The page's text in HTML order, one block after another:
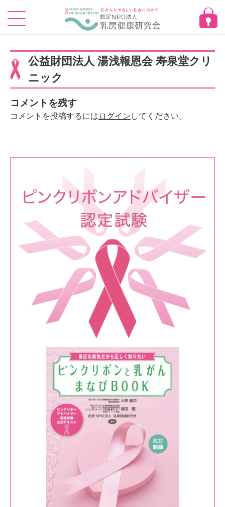
公益財団法人 湯浅報恩会 寿泉堂クリ
ニック
コメントを残す
コメントを投稿するには ログイン してください。